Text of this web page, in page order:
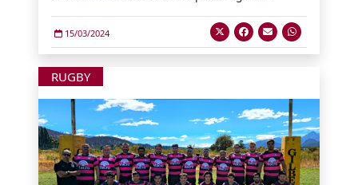
15/03/2024
RUGBY